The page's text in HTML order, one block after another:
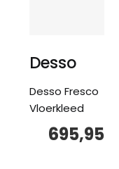
Desso
Desso Fresco
Vloerkleed
695,95